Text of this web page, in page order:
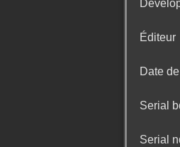
Éditeur
Date
Serial
Serial